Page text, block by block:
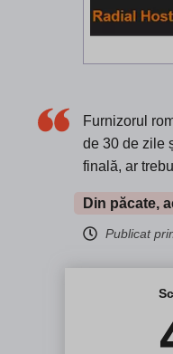
Furnizorul
de 30 de zile
finală, ar
Din păcate,
Publicat